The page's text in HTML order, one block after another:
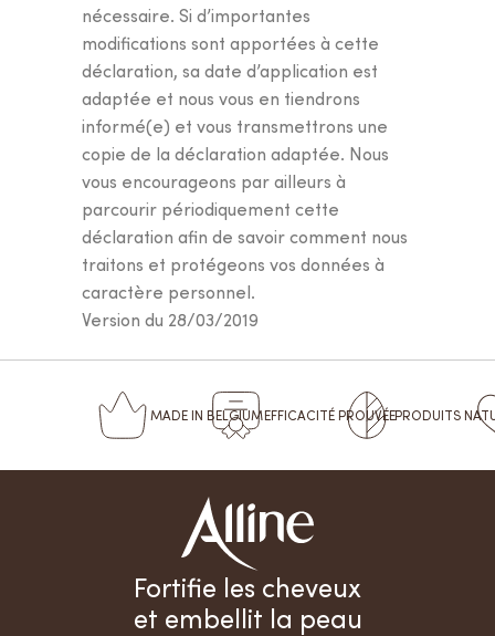
nécessaire. Si d’importantes
modifications sont apportées à cette
déclaration, sa date d’application est
adaptée et nous vous en tiendrons
informé(e) et vous transmettrons une
copie de la déclaration adaptée. Nous
vous encourageons par ailleurs à
parcourir périodiquement cette
déclaration afin de savoir comment nous
traitons et protégeons vos données à
caractère personnel.
Version du 28/03/2019
MADEIN BELGIUMEFFICACITÉPROUVÉEPRODUITS
Fortifie les cheveux
et embellit la peau